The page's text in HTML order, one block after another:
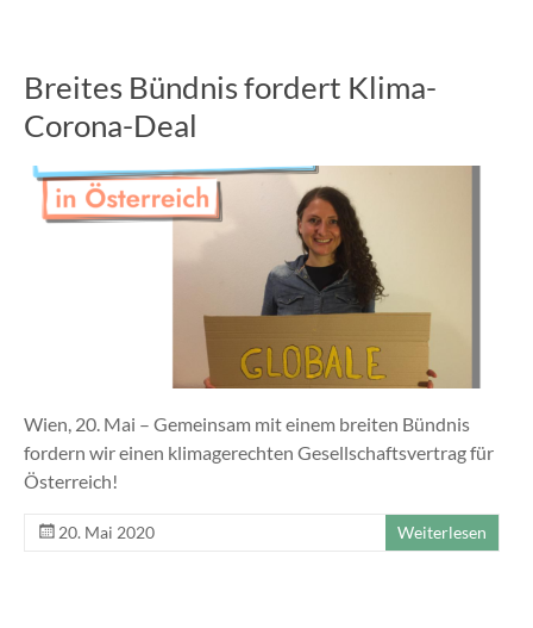
Breites Bündnis fordert Klima-
Corona-Deal
Wien, 20. Mai – Gemeinsam mit einem breiten Bündnis
fordern wir einen klimagerechten Gesellschaftsvertrag für
Österreich!
20. Mai 2020 Weiterlesen